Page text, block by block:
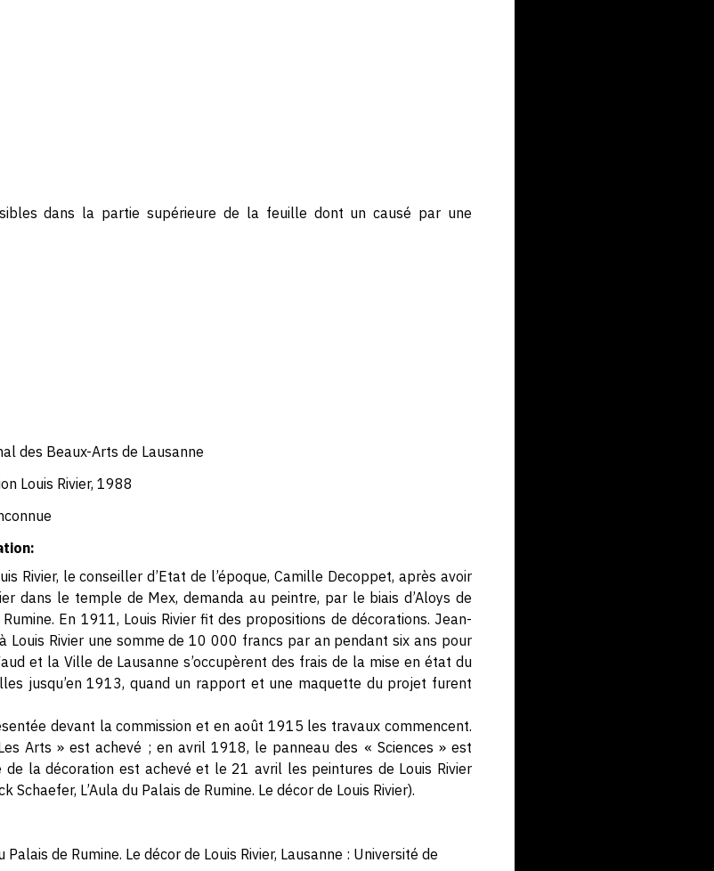
dans la partie supérieure de la feuille dont un causé par une
des Beaux-Arts de Lausanne
Louis Rivier, 1988
Rivier, le conseiller d’Etat de l’époque, Camille Decoppet, après avoir
dans le temple de Mex, demanda au peintre, par le biais d’Aloys de
En 1911, Louis Rivier fit des propositions de décorations. Jean-
Louis Rivier une somme de 10 000 francs par an pendant six ans pour
et la Ville de Lausanne s’occupèrent des frais de la mise en état du
jusqu’en 1913, quand un rapport et une maquette du projet furent
devant la commission et en août 1915 les travaux commencent.
Arts » est achevé ; en avril 1918, le panneau des « Sciences » est
de la décoration est achevé et le 21 avril les peintures de Louis Rivier
L’Aula du Palais de Rumine. Le décor de Louis Rivier).
Palais de Rumine. Le décor de Louis Rivier, Lausanne : Université de